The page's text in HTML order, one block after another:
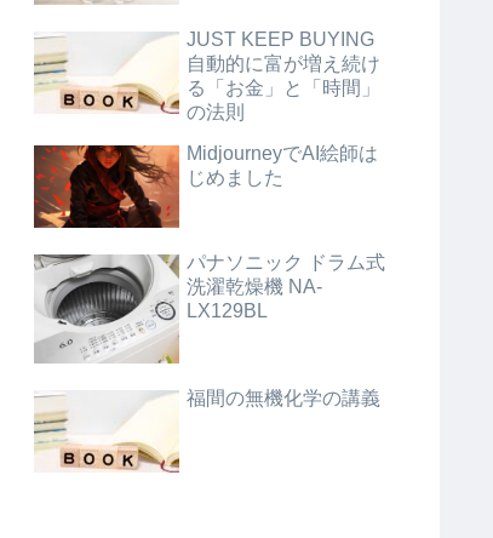
JUST KEEP BUYING
自動的に富が増え続け
る「お金」と「時間」
の法則
MidjourneyでAI絵師は
じめました
パナソニック ドラム式
洗濯乾燥機 NA-
LX129BL
福間の無機化学の講義